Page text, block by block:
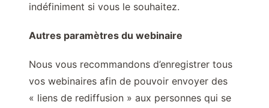
indéfiniment si vous le souhaitez.
Autres paramètres du webinaire
Nous vous recommandons d’enregistrer tous
vos webinaires afin de pouvoir envoyer des
« liens de rediffusion » aux personnes qui se